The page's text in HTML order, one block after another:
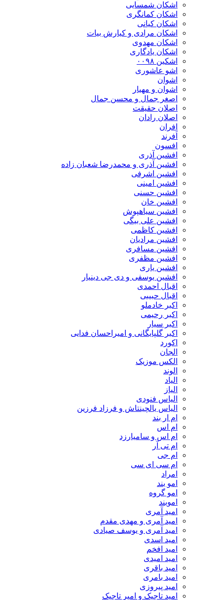
اشکان شمسایی
اشکان‌ کمانگری
اشکان کیانی
اشکان مرادی و کیارش بیات
اشکان مهدوی
اشکان یادگاری
اشکین ۰۰۹۸
اشو عاشوری
اشوان
اشوان و مهیار
اصغر جمال و محسن جمال
اصلان حقیقت
اصلان رادان
افران
اَفرند
افسون
افشین آذری
افشین آذری و محمدرضا شعبان زاده
افشین اشرفی
افشین امینی
افشین حسنی
افشین خان
افشین سیاهپوش
افشین علی بیگی
افشین کاظمی
افشین مرادیان
افشین مسافری
افشین مظفری
افشین یاری
افشین یوسفی و دی جی دینیار
اقبال احمدی
اقبال حبیبی
اکبر خادملو
اکبر رحیمی
اکبر سیار
اکبر گلپایگانی و امیراحسان فدایی
اکورد
الجان
الکس موزیک
الوند
الیاد
الیاز
الیاس فنودی
الیاس یالچینتاش و فرزاد فرزین
ام‌ ار بند
ام اس
ام اس و سامیارزد
ام تی آر
ام جی
ام سی ای سی
امراد
امو بند
امو گروه
اموبند
امید آمری
امید آمری و مهدی مقدم
امید آمری و یوسف صیادی
امید اسدی
امید افخم
امید امیدی
امید باقری
امید بامری
امید پیروزی
امید تاجیک و امیر تاجیک